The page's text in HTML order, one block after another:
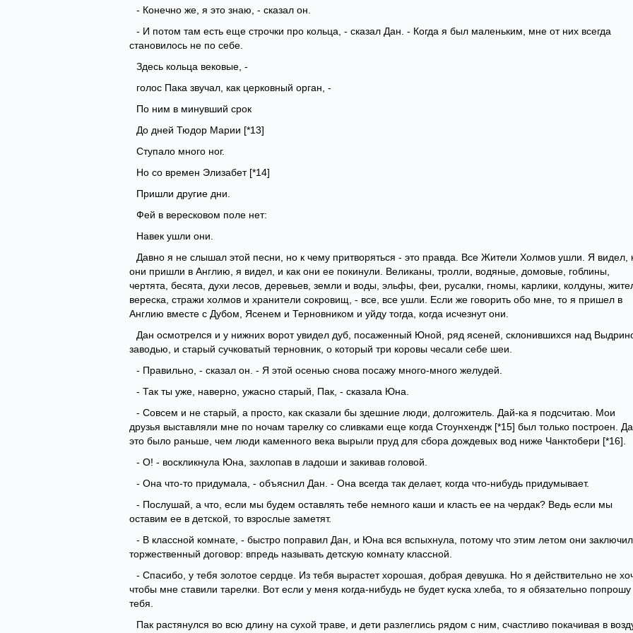
- Конечно же, я это знаю, - сказал он.
- И потом там есть еще строчки про кольца, - сказал Дан. - Когда я был маленьким, мне от них всегда
становилось не по себе.
Здесь кольца вековые, -
голос Пака звучал, как церковный орган, -
По ним в минувший срок
До дней Тюдор Марии [*13]
Ступало много ног.
Но со времен Элизабет [*14]
Пришли другие дни.
Фей в вересковом поле нет:
Навек ушли они.
Давно я не слышал этой песни, но к чему притворяться - это правда. Все Жители Холмов ушли. Я видел,
они пришли в Англию, я видел, и как они ее покинули. Великаны, тролли, водяные, домовые, гоблины,
чертята, бесята, духи лесов, деревьев, земли и воды, эльфы, феи, русалки, гномы, карлики, колдуны,
вереска, стражи холмов и хранители сокровищ, - все, все ушли. Если же говорить обо мне, то я пришел в
Англию вместе с Дубом, Ясенем и Терновником и уйду тогда, когда исчезнут они.
Дан осмотрелся и у нижних ворот увидел дуб, посаженный Юной, ряд ясеней, склонившихся над
заводью, и старый сучковатый терновник, о который три коровы чесали себе шеи.
- Правильно, - сказал он. - Я этой осенью снова посажу много-много желудей.
- Так ты уже, наверно, ужасно старый, Пак, - сказала Юна.
- Совсем и не старый, а просто, как сказали бы здешние люди, долгожитель. Дай-ка я подсчитаю. Мои
друзья выставляли мне по ночам тарелку со сливками еще когда Стоунхендж [*15] был только построен. Да,
это было раньше, чем люди каменного века вырыли пруд для сбора дождевых вод ниже Чанктобери [*16].
- О! - воскликнула Юна, захлопав в ладоши и закивав головой.
- Она что-то придумала, - объяснил Дан. - Она всегда так делает, когда что-нибудь придумывает.
- Послушай, а что, если мы будем оставлять тебе немного каши и класть ее на чердак? Ведь если мы
оставим ее в детской, то взрослые заметят.
- В классной комнате, - быстро поправил Дан, и Юна вся вспыхнула, потому что этим летом они
торжественный договор: впредь называть детскую комнату классной.
- Спасибо, у тебя золотое сердце. Из тебя вырастет хорошая, добрая девушка. Но я действительно не
чтобы мне ставили тарелки. Вот если у меня когда-нибудь не будет куска хлеба, то я обязательно попрошу
тебя.
Пак растянулся во всю длину на сухой траве, и дети разлеглись рядом с ним, счастливо покачивая в